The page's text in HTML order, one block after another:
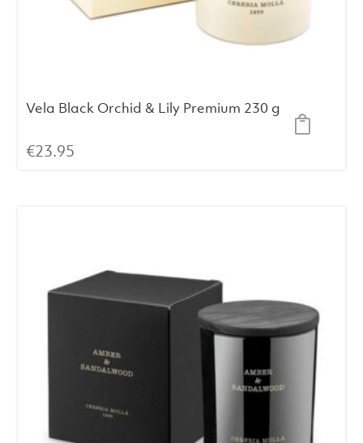
Vela Black Orchid & Lily Premium 230 g
€23.95